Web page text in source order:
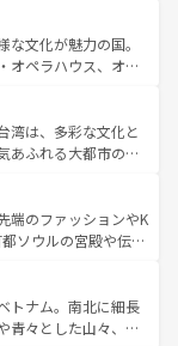
が融合した独特の
で異なる魅力を楽
を感じることができ
い。
地といえばオアフ
島やカウアイ島が
海をはじめ、豊かな
てくれるハワイの
イアンミュージッ
がハワイの魅力を彩
文化が魅力の国。
オペラハウス、オー
ル（エアーズロッ
アンズの熱帯雨林な
ェやワイン、オージ
サーフィンやダイ
好きにはたまらな
分に味わいつくそ
湾は、多彩な文化と
あふれる大都市の台
など、都市の喧騒
る人に新しい発見と
い台湾の食文化も魅
エティ豊かな料理
コンテンツ一覧を参
端のファッションやK
ソウルの宮殿や伝統
美を楽しむことが
のストリートフード
る。夜には、韓国な
トナム。南北に細長
青々とした山々、世